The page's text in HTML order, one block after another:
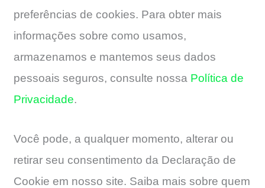
preferências de cookies. Para obter mais
informações sobre como usamos,
armazenamos e mantemos seus dados
pessoais seguros, consulte nossa Política de
Privacidade.
Você pode, a qualquer momento, alterar ou
retirar seu consentimento da Declaração de
Cookie em nosso site. Saiba mais sobre quem